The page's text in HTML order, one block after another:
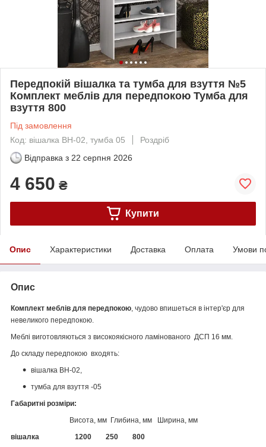
Передпокій вішалка та тумба для взуття №5
Комплект меблів для передпокою Тумба для
взуття 800
Під замовлення
Код: вішалка ВН-02, тумба 05
Роздріб
Відправка з 22 серпня 2026
4 650 ₴
Купити
Опис Характеристики Доставка Оплата Умови
Опис
Комплект меблів для передпокою , чудово впишеться в інтер'єр для
невеликого передпокою.
Меблі виготовляються з високоякісного ламінованого ДСП 16 мм.
До складу передпокою входять:
вішалка ВН-02,
тумба для взуття -05
Габаритні розміри:
Висота, мм Глибина, мм Ширина, мм
вішалка 1200 250 800